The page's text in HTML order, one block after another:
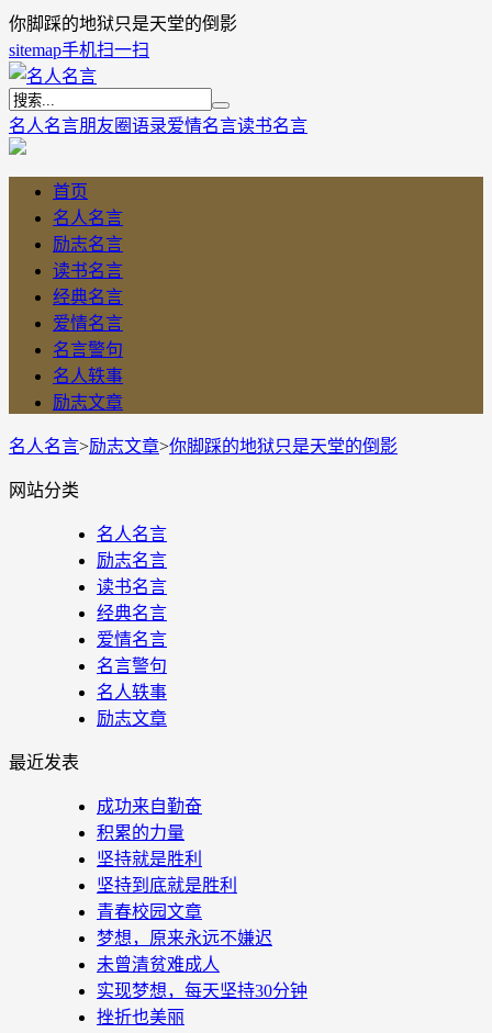
你脚踩的地狱只是天堂的倒影
sitemap手机扫一扫
名人名言朋友圈语录爱情名言读书名言
首页
名人名言
励志名言
读书名言
经典名言
爱情名言
名言警句
名人轶事
励志文章
名人名言>励志文章>你脚踩的地狱只是天堂的倒影
网站分类
名人名言
励志名言
读书名言
经典名言
爱情名言
名言警句
名人轶事
励志文章
最近发表
成功来自勤奋
积累的力量
坚持就是胜利
坚持到底就是胜利
青春校园文章
梦想，原来永远不嫌迟
未曾清贫难成人
实现梦想，每天坚持30分钟
挫折也美丽